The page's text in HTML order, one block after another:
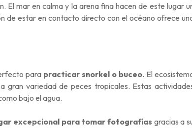
El mar en calma y la arena fina hacen de este lugar
de estar en contacto directo con el océano ofrece
parapracticar snorkel o buceo. El
gran variedad de peces tropicales. Estas
bajo el agua.
excepcional para tomar fotografías gracias a